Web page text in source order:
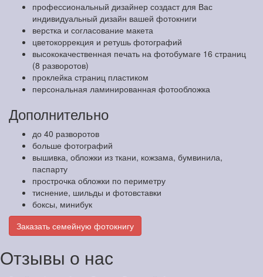
профессиональный дизайнер создаст для Вас
индивидуальный дизайн вашей фотокниги
верстка и согласование макета
цветокоррекция и ретушь фотографий
высококачественная печать на фотобумаге 16 страниц
(8 разворотов)
проклейка страниц пластиком
персональная ламинированная фотообложка
Дополнительно
до 40 разворотов
больше фотографий
вышивка, обложки из ткани, кожзама, бумвинила,
паспарту
прострочка обложки по периметру
тиснение, шильды и фотовставки
боксы, минибук
Заказать семейную фотокнигу
Отзывы о нас